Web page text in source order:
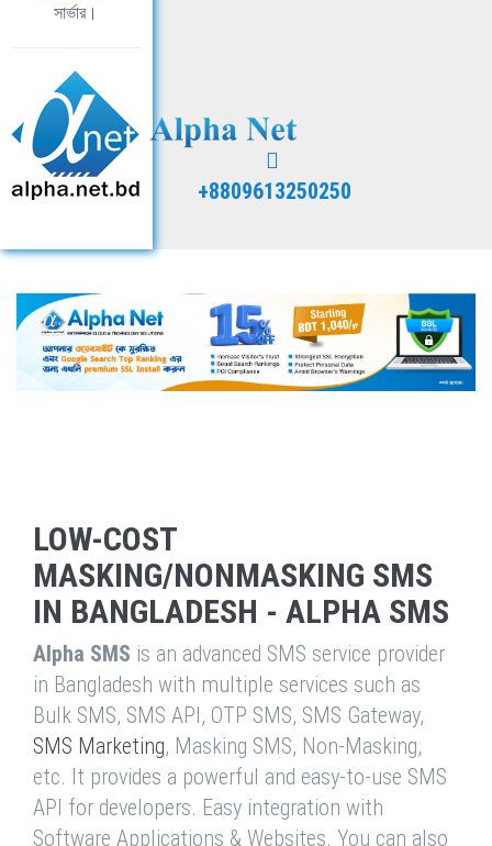
সার্ভার।
+8809613250250
LOW-COST
MASKING/NONMASKING SMS
IN BANGLADESH - ALPHA SMS
Alpha SMS is an advanced SMS service provider
in Bangladesh with multiple services such as
Bulk SMS, SMS API, OTP SMS, SMS Gateway,
SMS Marketing, Masking SMS, Non-Masking,
etc. It provides a powerful and easy-to-use SMS
API for developers. Easy integration with
Software Applications & Websites. You can also